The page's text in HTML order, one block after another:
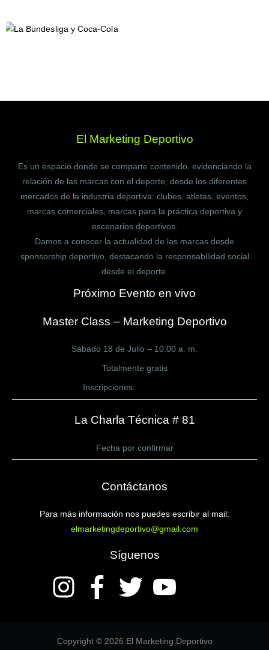
El Marketing Deportivo
Es un espacio donde se comparte contenido, evidenciando la
relación de las marcas con el deporte, desde los diferentes
mercados de la industria deportiva: clubes, atletas, eventos,
marcas comerciales, marcas para la práctica deportiva y
escenarios deportivos.
Damos a conocer la actualidad de las marcas desde
sponsorship deportivo, destacando la responsabilidad social
desde el deporte.
Próximo Evento en vivo
Master Class – Marketing Deportivo
Sábado 18 de Julio – 10:00 a. m.
Totalmente gratis
Inscripciones:
La Charla Técnica # 81
Fecha por confirmar
Contáctanos
Para más información nos puedes escribir al mail:
elmarketingdeportivo@gmail.com
Síguenos
Copyright © 2026 El Marketing Deportivo